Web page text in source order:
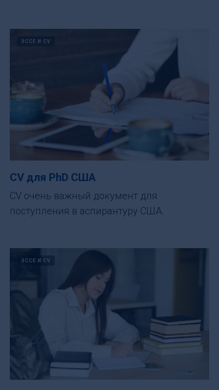
ЭССЕ И CV
CV для PhD США
CV очень важный документ для
поступления в аспирантуру США.
ЭССЕ И CV